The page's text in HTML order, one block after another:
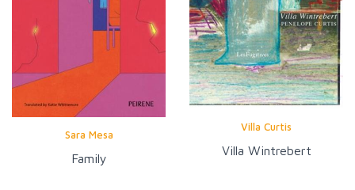
Sara Mesa
Family
Villa Curtis
Villa Wintrebert